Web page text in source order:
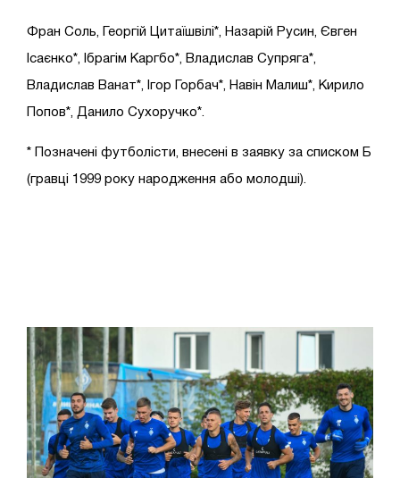
Фран Соль, Георгій Цитаїшвілі*, Назарій Русин, Євген
Ісаєнко*, Ібрагім Каргбо*, Владислав Супряга*,
Владислав Ванат*, Ігор Горбач*, Навін Малиш*, Кирило
Попов*, Данило Сухоручко*.
* Позначені футболісти, внесені в заявку за списком Б
(гравці 1999 року народження або молодші).